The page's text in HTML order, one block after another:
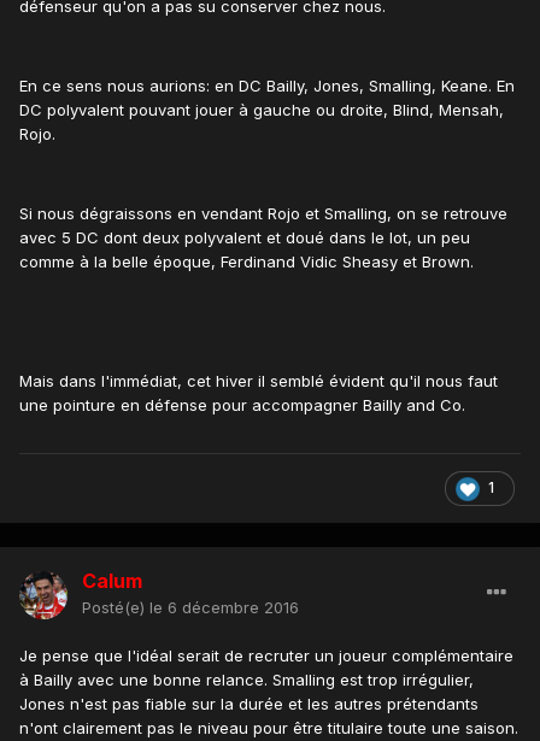
défenseur qu'on a pas su conserver chez nous.
En ce sens nous aurions: en DC Bailly, Jones, Smalling, Keane. En
DC polyvalent pouvant jouer à gauche ou droite, Blind, Mensah,
Rojo.
Si nous dégraissons en vendant Rojo et Smalling, on se retrouve
avec 5 DC dont deux polyvalent et doué dans le lot, un peu
comme à la belle époque, Ferdinand Vidic Sheasy et Brown.
Mais dans l'immédiat, cet hiver il semblé évident qu'il nous faut
une pointure en défense pour accompagner Bailly and Co.
1
Calum
Posté(e) le 6 décembre 2016
Je pense que l'idéal serait de recruter un joueur complémentaire
à Bailly avec une bonne relance. Smalling est trop irrégulier,
Jones n'est pas fiable sur la durée et les autres prétendants
n'ont clairement pas le niveau pour être titulaire toute une saison.